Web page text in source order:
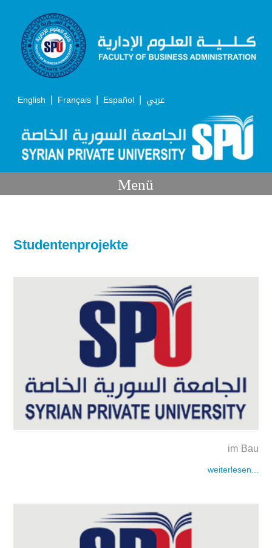
English | Français | Español | عربي
Menü
Studentenprojekte
im Bau
weiterlesen...